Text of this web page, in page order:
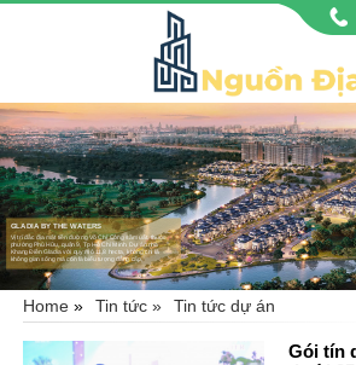
GLADIA BY THE WATERS
Vị trí đắc địa mặt tiền đường Võ Chí Công sầm uất, thuộc
phường Phú Hữu, quận 9, Tp Hồ Chí Minh. Dự án nhà
Khang Điền Gladia với quy mô 11,8 hecta, không chỉ là
không gian sống mà còn là biểu tượng đẳng cấp,
Home» Tin tức » Tin tức dự án
Gói tín